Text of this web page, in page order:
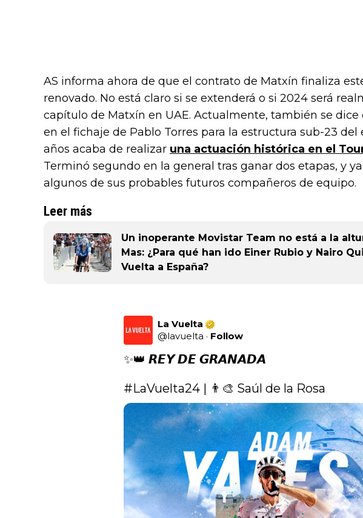
AS informa ahora de que el contrato de Matxín finaliza
renovado. No está claro si se extenderá o si 2024 será
capítulo de Matxín en UAE. Actualmente, también se
en el fichaje de Pablo Torres para la estructura sub-23 del
años acaba de realizar una actuación histórica en el
Terminó segundo en la general tras ganar dos etapas, y
algunos de sus probables futuros compañeros de equipo.
Leer más
Un inoperante Movistar Team no está a la
Mas: ¿Para qué han ido Einer Rubio y Nairo
Vuelta a España?
La Vuelta
@lavuelta · Follow
✨👑 𝙍𝙀𝙔 𝘿𝙀 𝙂𝙍𝘼𝙉𝘼𝘿𝘼
#LaVuelta24 | 👨‍🎨 Saúl de la Rosa